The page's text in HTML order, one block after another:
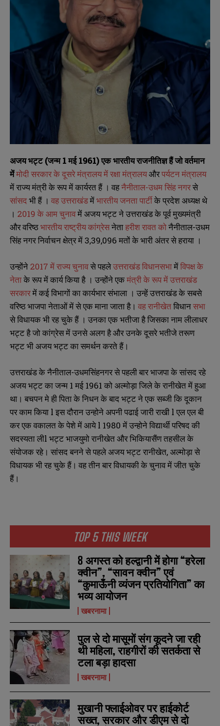
N
m
e
*
E
N
m
e
*
E
TOP 5 THIS WEEK
8 अगस्त को हल्द्वानी में होगा “हरेला
क्वीन”, “सावन क्वीन” एवं
“कुमाऊँनी व्यंजन प्रतियोगिता” का
भव्य आयोजन
खबरनामा
पुल से दो मासूमों संग कूदने जा रही
थी महिला, राहगीरों की सतर्कता से
टला बड़ा हादसा
खबरनामा
मुखानी फ्लाईओवर पर हाईकोर्ट
सख्त, सरकार और डीएम से दो
अजय भट्ट (जन्म 1 मई 1961) एक भारतीय राजनीतिज्ञ हैं जो वर्तमान
मेंमोदी सरकार के दूसरे मंत्रालयमें रक्षा मंत्रालयऔरपर्यटन मंत्रालय
में राज्य मंत्री के रूप में कार्यरत हैं । वहनैनीताल-उधम सिंह नगरसे
सांसदभी हैं । वह उत्तराखंडमेंभारतीय जनता पार्टीके प्रदेश अध्यक्ष थे
। 2019 के आम चुनावमें अजय भट्ट ने उत्तराखंड के पूर्व मुख्यमंत्री
और वरिष्ठभारतीय राष्ट्रीय कांग्रेसनेताहरीश रावत कोनैनीताल-उधम
सिंह नगर निर्वाचन क्षेत्र में 3,39,096 मतों के भारी अंतर से हराया ।
उन्होंने 2017 में राज्य चुनावसे पहलेउत्तराखंड विधानसभामेंविपक्ष के
नेताके रूप में कार्य किया है । उन्होंने एकमंत्री के रूप में उत्तराखंड
सरकारमें कई विभागों का कार्यभार संभाला । उन्हें उत्तराखंड के सबसे
वरिष्ठ भाजपा नेताओं में से एक माना जाता है। वह रानीखेतविधानसभा
से विधायक भी रह चुके हैं । उनका एक भतीजा है जिसका नाम लीलाधर
भट्ट है जो कांग्रेस में उनसे अलग है और उनके दूसरे भतीजे तरूण
भट्ट भी अजय भट्ट का समर्थन करते हैं।
उत्तराखंड के नैनीताल-उधमसिंहनगर से पहली बार भाजपा के सांसद रहे
अजय भट्ट का जन्म 1 मई 1961 को अल्मोड़ा जिले के रानीखेत में हुआ
था। बचपन मे ही पिता के निधन के बाद भट्ट ने एक सब्जी कि दूकान
पर काम किया l इस दौरान उन्होने अपनी पढाई जारी राखी l एल एल बी
कर एक वकालत के पेशे में आये l 1980 में उन्होने विद्यार्थी परिषद की
सदस्यता लीl भट्ट भाजयुमो रानीखेत और भिकियासैंण तहसील के
संयोजक रहे। सांसद बनने से पहले अजय भट्ट रानीखेत, अल्मोड़ा से
विधायक भी रह चुके हैं। वह तीन बार विधायकी के चुनाव में जीत चुके
हैं।